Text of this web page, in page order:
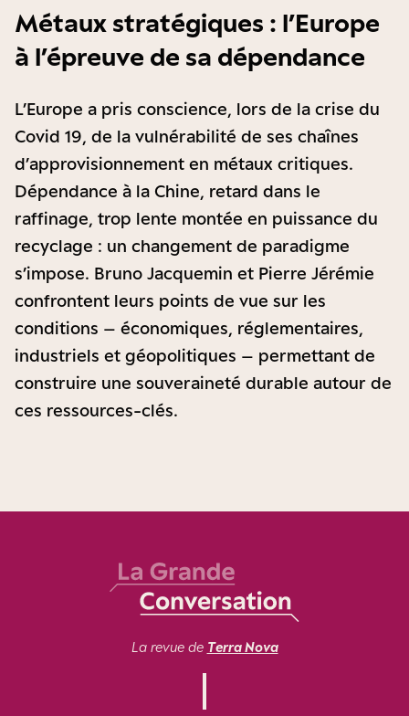
Métaux stratégiques : l’Europe
à l’épreuve de sa dépendance
L’Europe a pris conscience, lors de la crise du
Covid 19, de la vulnérabilité de ses chaînes
d’approvisionnement en métaux critiques.
Dépendance à la Chine, retard dans le
raffinage, trop lente montée en puissance du
recyclage : un changement de paradigme
s’impose. Bruno Jacquemin et Pierre Jérémie
confrontent leurs points de vue sur les
conditions – économiques, réglementaires,
industriels et géopolitiques – permettant de
construire une souveraineté durable autour de
ces ressources-clés.
La revue de Terra Nova